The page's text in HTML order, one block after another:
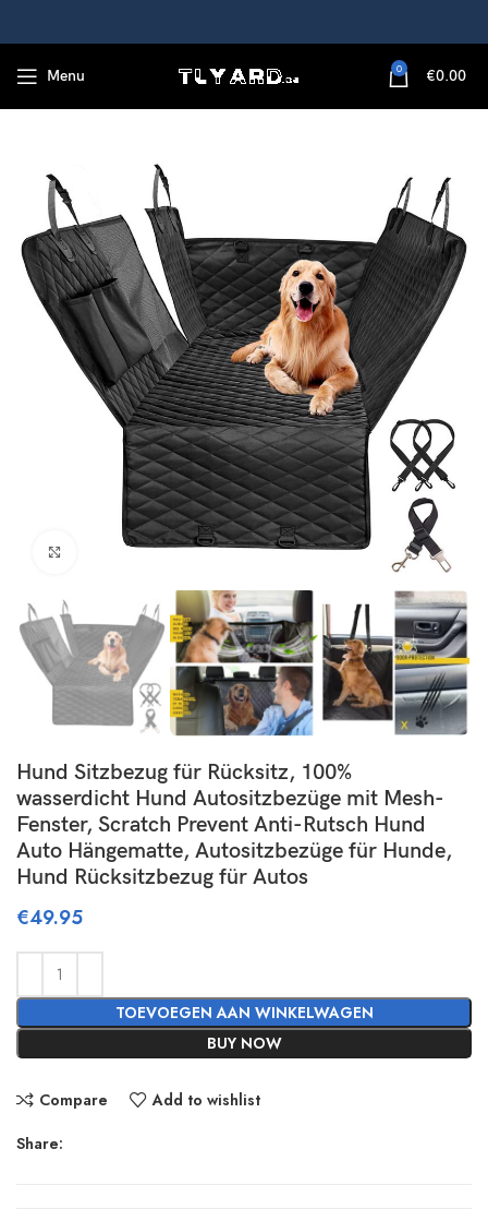
Menu 0 €0.00
Click to enlarge
Hund Sitzbezug für Rücksitz, 100%
wasserdicht Hund Autositzbezüge mit Mesh-
Fenster, Scratch Prevent Anti-Rutsch Hund
Auto Hängematte, Autositzbezüge für Hunde,
Hund Rücksitzbezug für Autos
€49.95
TOEVOEGEN AAN WINKELWAGEN
BUY NOW
Compare Add to wishlist
Share: